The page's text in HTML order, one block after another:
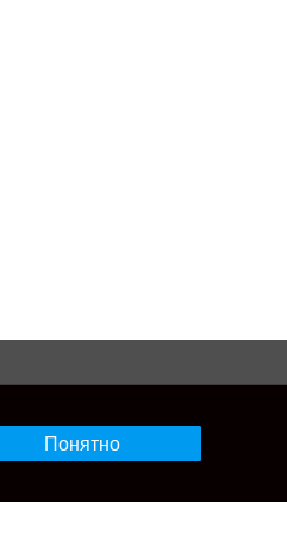
Понятно